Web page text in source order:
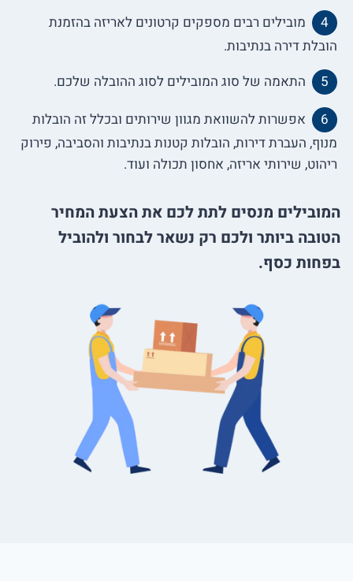
מובילים רבים מספקים קרטונים לאריזה בהזמנת
הובלת דירה בנתיבות.
התאמה של סוג המובילים לסוג ההובלה שלכם.
אפשרות להשוואת מגוון שירותים ובכלל זה הובלות
מנוף, העברת דירות, הובלות קטנות בנתיבות והסביבה, פירוק
ריהוט, שירותי אריזה, אחסון תכולה ועוד.
המובילים מנסים לתת לכם את הצעת המחיר
הטובה ביותר ולכם רק נשאר לבחור ולהוביל
בפחות כסף.